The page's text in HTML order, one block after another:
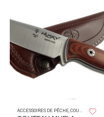
ACCESSOIRES DE PÊCHE COUTEAU ,